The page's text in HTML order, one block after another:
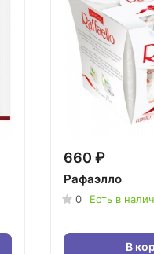
660 ₽
Рафаэлло
0 Есть в
В